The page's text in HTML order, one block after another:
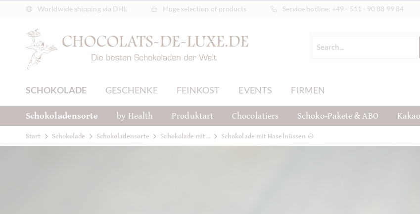
Worldwide shipping via DHL Huge selection of products Service hotline: +49 - 511 - 90 88 99 84
SCHOKOLADE GESCHENKE FEINKOST EVENTS FIRMEN
Schokoladensorte by Health Produktart Chocolatiers Schoko-Pakete & ABO
Start Schokolade Schokoladensorte Schokolade mit... Schokolade mit Haselnüssen 🌰